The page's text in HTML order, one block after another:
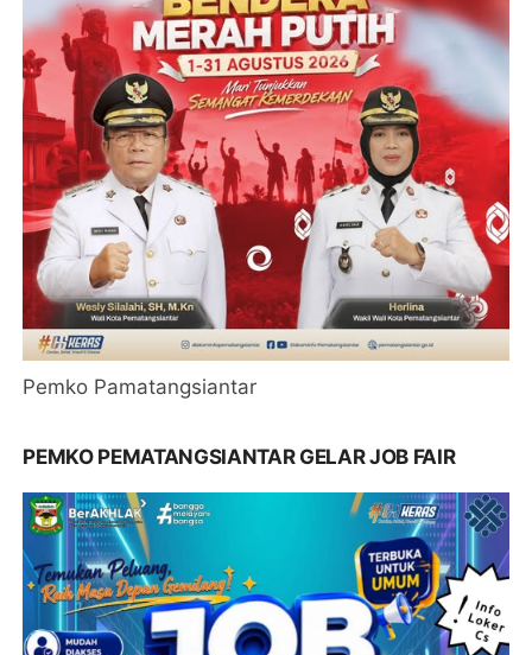
Pemko Pamatangsiantar
PEMKO PEMATANGSIANTAR GELAR JOB FAIR